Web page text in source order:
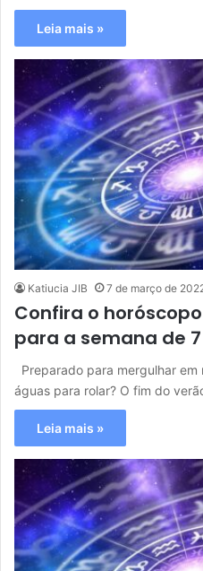
Leia mais »
Katiucia JIB 7 de março de
Confira o
para a semana de
Preparado para mergulhar em
águas para rolar? O fim do
Leia mais »